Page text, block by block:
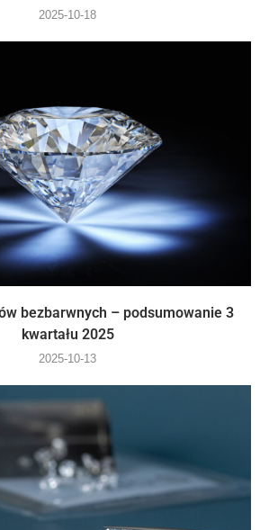
2025-10-18
bezbarwnych – podsumowanie 3
kwartału 2025
2025-10-13